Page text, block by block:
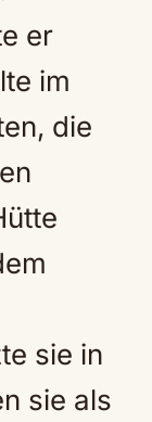
er
im
die
sie in
sie als